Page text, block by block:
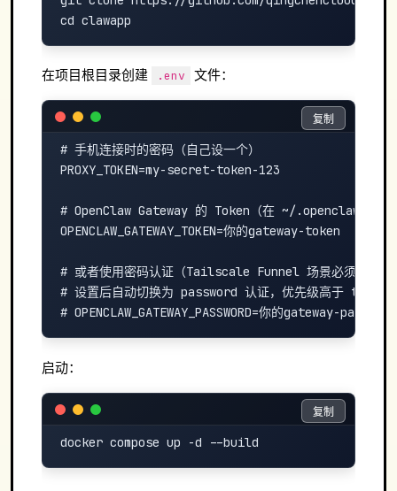
在项目根目录创建 .env 文件：
# 手机连接时的密码（自己设一个）
PROXY_TOKEN=my-secret-token-123
# OpenClaw Gateway 的 Token（在 ~/.openclaw/
OPENCLAW_GATEWAY_TOKEN=你的gateway-token
# 或者使用密码认证（Tailscale Funnel 场景必须用
# 设置后自动切换为 password 认证，优先级高于 token
复制
复制
启动：
复制
复制